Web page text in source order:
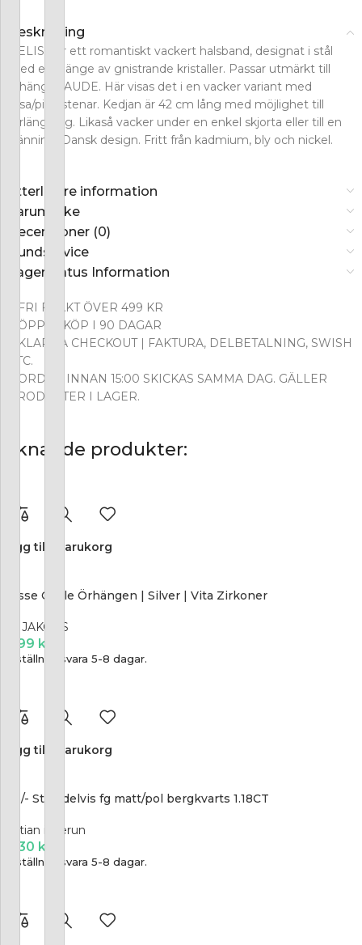
Beskrivning
DELISE är ett romantiskt vackert halsband, designat i stål
med ett hänge av gnistrande kristaller. Passar utmärkt till
örhänget AUDE. Här visas det i en vacker variant med
rosa/pink stenar. Kedjan är 42 cm lång med möjlighet till
förlängning. Likaså vacker under en enkel skjorta eller till en
klänning. Dansk design. Fritt från kadmium, bly och nickel.
Ytterligare information
Varumärke
Recensioner (0)
Kundservice
Lagerstatus Information
FRI FRAKT ÖVER 499 KR
ÖPPET KÖP I 90 DAGAR
KLARNA CHECKOUT | FAKTURA, DELBETALNING, SWISH
ETC.
ORDER INNAN 15:00 SKICKAS SAMMA DAG. GÄLLER
PRODUKTER I LAGER.
Liknande produkter:
Lägg till i varukorg
Ellisse Ovale Örhängen | Silver | Vita Zirkoner
SIF JAKOBS
1 299 kr
Beställningsvara 5-8 dagar.
Lägg till i varukorg
925/- Stift, delvis fg matt/pol bergkvarts 1.18CT
bastian inverun
1 930 kr
Beställningsvara 5-8 dagar.